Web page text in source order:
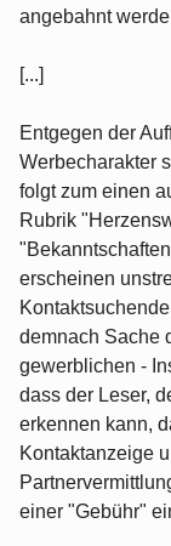
angebahnt
[...]
Entgegen der
Werbecharakter
folgt zum einen
Rubrik
erscheinen
demnach Sache
gewerblichen -
dass der Leser,
erkennen kann,
Kontaktanzeige
einer "Gebühr"